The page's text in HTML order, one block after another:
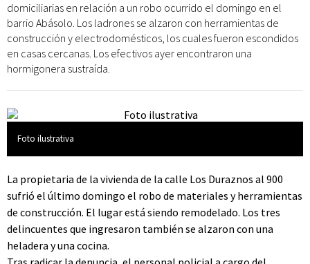
domiciliarias en relación a un robo ocurrido el domingo en el
barrio Abásolo. Los ladrones se alzaron con herramientas de
construcción y electrodomésticos, los cuales fueron escondidos
en casas cercanas. Los efectivos ayer encontraron una
hormigonera sustraída.
Foto ilustrativa
La propietaria de la vivienda de la calle Los Duraznos al 900
sufrió el último domingo el robo de materiales y herramientas
de construcción. El lugar está siendo remodelado. Los tres
delincuentes que ingresaron también se alzaron con una
heladera y una cocina.